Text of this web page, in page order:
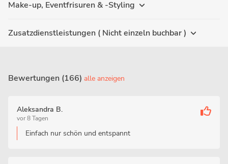
Make-up, Eventfrisuren & -Styling
Zusatzdienstleistungen ( Nicht einzeln buchbar )
Bewertungen (166) alle anzeigen
Aleksandra B.
vor 8 Tagen
Einfach nur schön und entspannt